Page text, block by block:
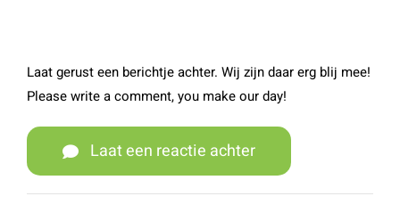
Laat gerust een berichtje achter. Wij zijn daar erg blij mee!
Please write a comment, you make our day!
Laat een reactie achter